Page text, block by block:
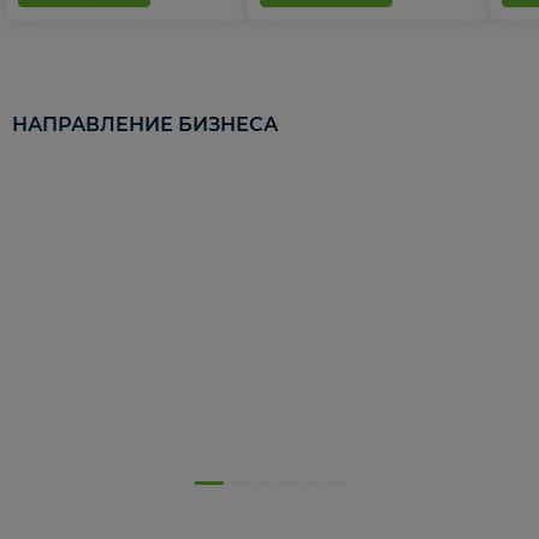
НАПРАВЛЕНИЕ БИЗНЕСА